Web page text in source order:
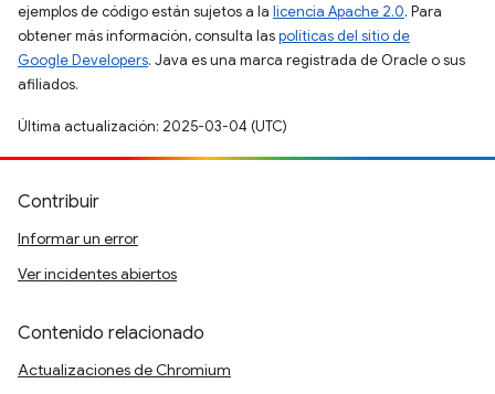
ejemplos de código están sujetos a la licencia Apache 2.0. Para
obtener más información, consulta laspolíticas del sitio de
Google Developers. Java es una marca registrada de Oracle o sus
afiliados.
Última actualización: 2025-03-04 (UTC)
Contribuir
Informar un error
Ver incidentes abiertos
Contenido relacionado
Actualizaciones de Chromium